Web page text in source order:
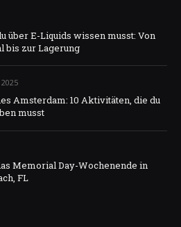
über E-Liquids wissen musst: Von
bis zur Lagerung
2025
Amsterdam: 10 Aktivitäten, die du
musst
Memorial Day-Wochenende in
FL